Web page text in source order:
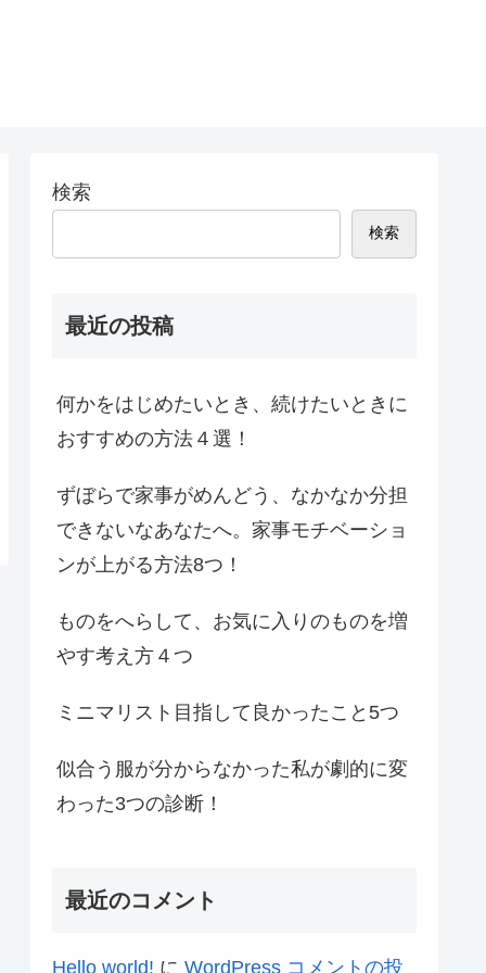
検索
検索
最近の投稿
何かをはじめたいとき、続けたいときに
おすすめの方法４選！
ずぼらで家事がめんどう、なかなか分担
できないなあなたへ。家事モチベーショ
ンが上がる方法8つ！
ものをへらして、お気に入りのものを増
やす考え方４つ
ミニマリスト目指して良かったこと5つ
似合う服が分からなかった私が劇的に変
わった3つの診断！
最近のコメント
Hello world! に WordPress コメントの投